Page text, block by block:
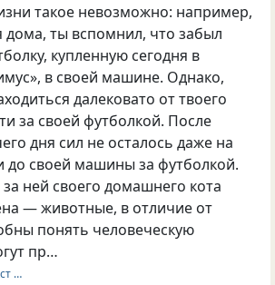
такое невозможно: например,
дома, ты вспомнил, что забыл
купленную сегодня в
в своей машине. Однако,
далековато от твоего
за своей футболкой. После
дня сил не осталось даже на
до своей машины за футболкой.
ней своего домашнего кота
— животные, в отличие от
понять человеческую
пр…
…